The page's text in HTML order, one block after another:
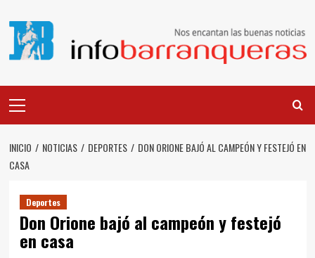
contenido
principal
INICIO NOTICIAS DEPORTES
DON ORIONE BAJÓ AL CAMPEÓN Y FESTEJÓ EN
CASA
Deportes
Don Orione bajó al campeón y festejó
en casa